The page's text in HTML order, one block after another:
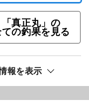
「真正丸」の
ての釣果を見る
報を表示